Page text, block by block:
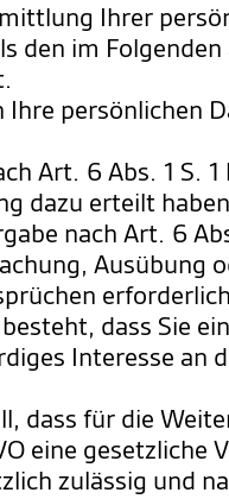
Ihrer
den im
Ihre persönlichen
Art. 6 Abs. 1 S.
dazu erteilt
nach Art. 6
Ausübung
dass Sie
Interesse an
dass für die
eine gesetzliche
zulässig und